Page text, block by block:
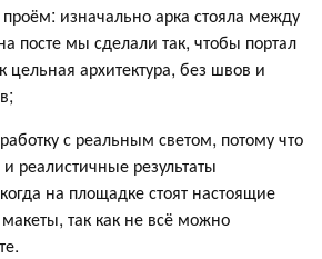
изначально арка стояла между
посте мы сделали так, чтобы портал
цельная архитектура, без швов и
с реальным светом, потому что
реалистичные результаты
на площадке стоят настоящие
так как не всё можно